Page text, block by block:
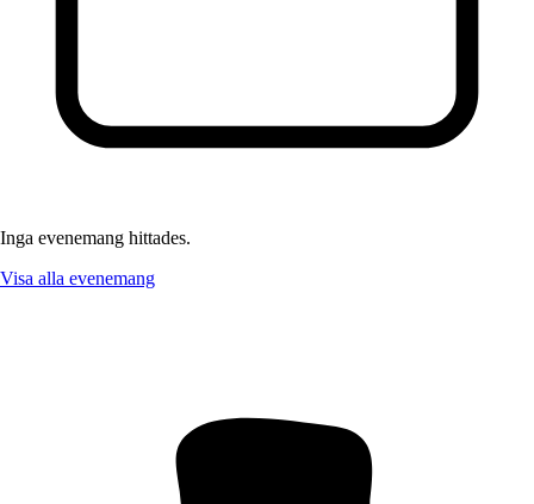
Inga evenemang hittades.
Visa alla evenemang